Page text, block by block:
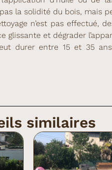
la solidité du bois, mais
n’est pas effectué,
glissante et dégrader
durer entre 15 et 35
similaires